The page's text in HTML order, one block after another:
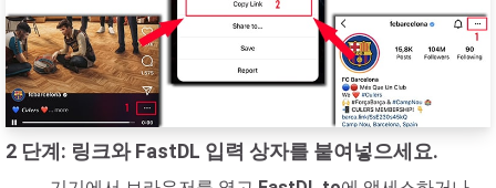
2 단계: 링크와 FastDL 입력 상자를 붙여넣으세요.